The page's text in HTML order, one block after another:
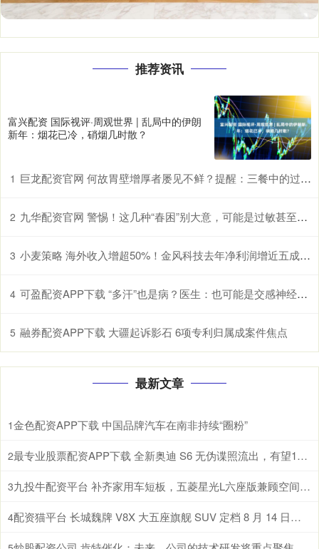
推荐资讯
富兴配资 国际视评·周观世界 | 乱局中的伊朗
新年：烟花已冷，硝烟几时散？
1 巨龙配资官网 何故胃壁增厚者屡见不鲜？提醒：三餐中的过快进食习惯许是诱因
2 九华配资官网 警惕！这几种“春困”别大意，可能是过敏甚至中风前兆
3 小麦策略 海外收入增超50%！金风科技去年净利润增近五成至27亿元
4 可盈配资APP下载 “多汗”也是病？医生：也可能是交感神经过度兴奋所致
5 融券配资APP下载 大疆起诉影石 6项专利归属成案件焦点
最新文章
1金色配资APP下载 中国品牌汽车在南非持续“圈粉”
2 最专业股票配资APP下载 全新奥迪 S6 无伪谍照流出，有望10月登陆巴黎车展完成首秀!
3 九投牛配资平台 补齐家用车短板，五菱星光L六座版兼顾空间与低能耗
4 配资猫平台 长城魏牌 V8X 大五座旗舰 SUV 定档 8 月 14 日发布